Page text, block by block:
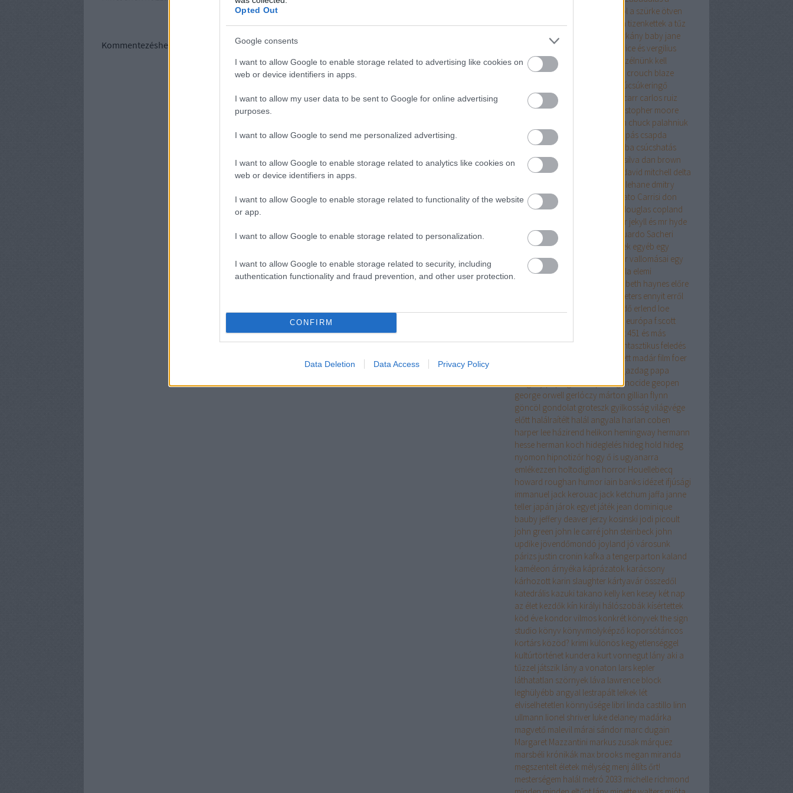
Opted Out
Google consents
I want to allow Google to enable storage related to advertising like cookies on
web or device identifiers in apps.
I want to allow my user data to be sent to Google for online advertising
purposes.
I want to allow Google to send me personalized advertising.
I want to allow Google to enable storage related to analytics like cookies on
web or device identifiers in apps.
I want to allow Google to enable storage related to functionality of the website
or app.
I want to allow Google to enable storage related to personalization.
I want to allow Google to enable storage related to security, including
authentication functionality and fraud prevention, and other user protection.
CONFIRM
Data Deletion Data Access Privacy Policy
Kommentezéshez regisztrálj ! ‐Belépés Facebookkal
szerelemről és más démonokról a szürke ötven
árnyalataa tanya a tizenkettek a tűz
a vacsora a velencei sárkány baby jane
barbár állatok
beatrice és vergilius
benkő lászló
beszélnünk kell
kevinrőlbiff evangéliuma blake crouch blaze
búcsúkeringő
budapest
budapest noir caleb carr carlos ruiz
zafóncartaphilus
christopher moore
chuck hogan chuck palahniuk
cigányút
Címkék csak egy harapás csapda
csikóéveink
csillagainkban a hiba csúcshatás
cyberpunkdaniel keyes daniel silva dan brown
darázsgyár
david mitchell delta
dennis lehane dmitry
glukhovskydonald james Donato Carrisi don
winslowdoppler
douglas copland
dr jekyll és mr hyde
különös esete
Eduardo Sacheri
Edward Albee
egerek és emberek egyéb egy
gyerekegy pohárral egy polgár vallomásai egy
sziget lehetősége
éhezők viadala elemi
elizabeth haynes előre
elvis peeters ennyit erről
erdő erlend loe
európa f.scott
fahrenheit 451 és más
történetekfanatikus fantasztikusfeledés
festett madárfilm foer
gazdag papa
szegény papageneral pressgenocide geopen
george orwell gerlóczy márton gillian flynn
göncöl gondolat groteszk gyilkosság világvége
előtt halálraítélt halál angyala harlan coben
harper lee házirend helikon hemingway hermann
hesse herman koch hideglelés hideg hold hideg
nyomon hipnotizőr hogy ő is ugyanarra
emlékezzen holtodiglan horror Houellebecq
howard roughan humor iain banks idézet ifjúsági
immanuel jack kerouac jack ketchum jaffa janne
teller japán járok egyet játék jean dominique
bauby jeffery deaver jerzy kosinski jodi picoult
john green john le carré john steinbeck john
updike jövendőmondó joyland jó városunk
párizs justin cronin kafka a tengerparton kaland
kaméleon árnyéka káprázatok karácsony
kárhozott karin slaughter kártyavár összedől
katedrális kazuki takano kelly ken kesey két nap
az élet kezdők kín királyi hálószobák kísértettek
köd éve kondor vilmos konkrét könyvek the sign
studio könyv könyvmolyképző koporsótáncos
kortárs közöd? krimi különös kegyetlenséggel
kultúrtörténet kundera kurt vonnegut lány aki a
tűzzel játszik lány a vonaton lars kepler
láthatatlan szörnyek láva lawrence block
leghülyébb angyal lestrapált lelkek lét
elviselhetetlen könnyűsége libri linda castillo linn
ullmann lionel shriver luke delaney madárka
magvető malevil márai sándor marc dugain
Margaret Mazzantini markus zusak márquez
marsbéli krónikák max brooks megan miranda
megszentelt életek mélység menj állíts őrt!
mesterségem halál metró 2033 michelle richmond